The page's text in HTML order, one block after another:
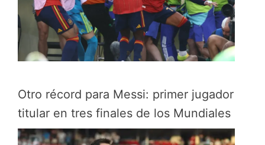
Otro récord para Messi: primer jugador
titular en tres finales de los Mundiales